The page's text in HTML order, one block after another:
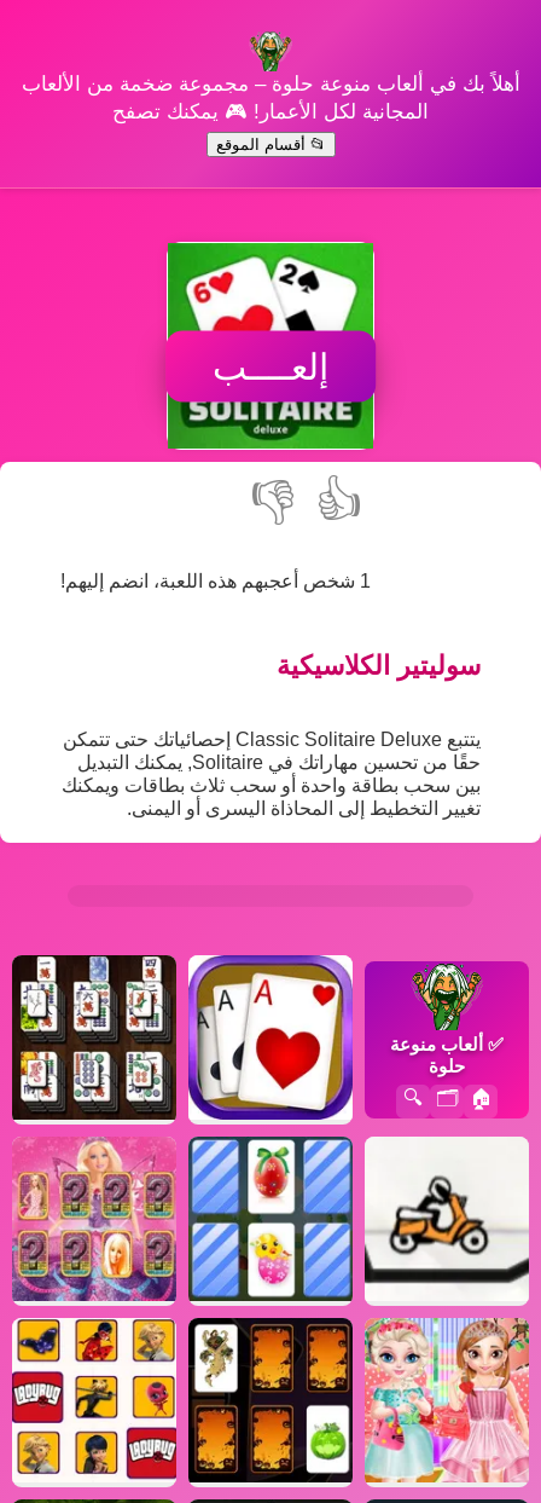
أهلاً بك في ألعاب منوعة حلوة – مجموعة ضخمة من الألعاب
المجانية لكل الأعمار! 🎮 يمكنك تصفح
📂 أقسام الموقع
إلعــــب
👍
👎
1 شخص أعجبهم هذه اللعبة، انضم إليهم!
سوليتير الكلاسيكية
يتتبع Classic Solitaire Deluxe إحصائياتك حتى تتمكن
حقًا من تحسين مهاراتك في Solitaire, يمكنك التبديل
بين سحب بطاقة واحدة أو سحب ثلاث بطاقات ويمكنك
تغيير التخطيط إلى المحاذاة اليسرى أو اليمنى.
✅ ألعاب منوعة
حلوة
🏠
🗂️
🔍